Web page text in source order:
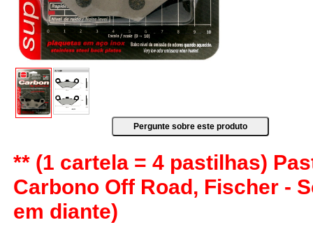
** (1 cartela = 4 pastilhas)
Carbono Off Road, Fischer -
em diante)